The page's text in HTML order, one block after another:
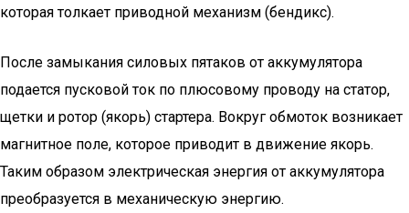
которая толкает приводной механизм (бендикс).
После замыкания силовых пятаков от аккумулятора
подается пусковой ток по плюсовому проводу на статор,
щетки и ротор (якорь) стартера. Вокруг обмоток возникает
магнитное поле, которое приводит в движение якорь.
Таким образом электрическая энергия от аккумулятора
преобразуется в механическую энергию.